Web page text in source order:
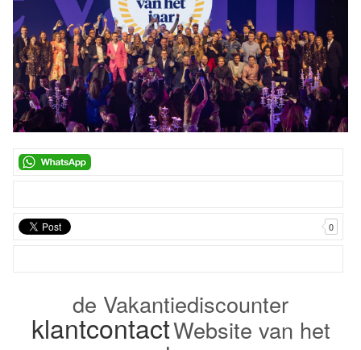
0
de Vakantiediscounter
klantcontactWebsite van het